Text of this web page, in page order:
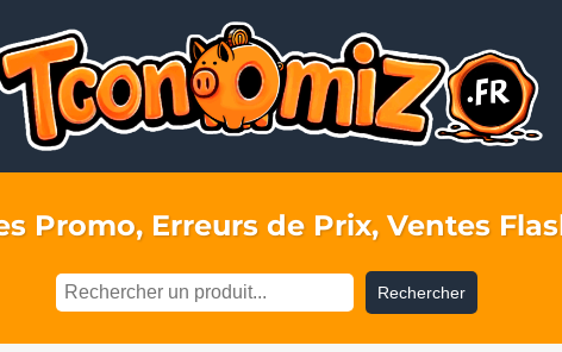
Promo, Erreurs de Prix, Ventes
Rechercher